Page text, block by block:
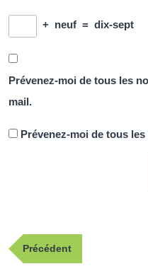
+ neuf = dix-sept
Prévenez-moi de tous les
mail.
Prévenez-moi de tous
Navigation
dePublication
précédente
Précédent